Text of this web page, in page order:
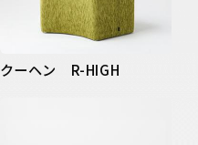
クーヘン R-HIGH